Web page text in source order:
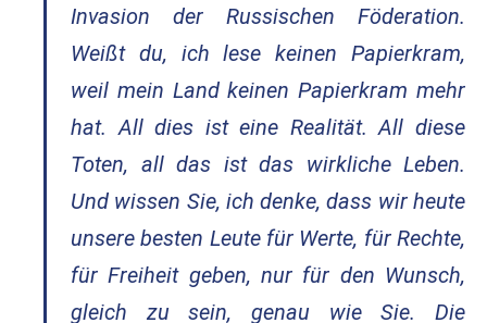
Invasion der Russischen Föderation.
Weißt du, ich lese keinen Papierkram,
weil mein Land keinen Papierkram mehr
hat. All dies ist eine Realität. All diese
Toten, all das ist das wirkliche Leben.
Und wissen Sie, ich denke, dass wir heute
unsere besten Leute für Werte, für Rechte,
für Freiheit geben, nur für den Wunsch,
gleich zu sein, genau wie Sie. Die